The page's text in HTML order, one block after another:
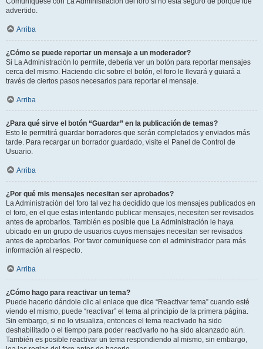
advertido.
Arriba
¿Cómo se puede reportar un mensaje a un moderador?
Si La Administración lo permite, debería ver un botón para reportar mensajes
cerca del mismo. Haciendo clic sobre el botón, el foro le llevará y guiará a
través de ciertos pasos necesarios para reportar el mensaje.
Arriba
¿Para qué sirve el botón “Guardar” en la publicación de temas?
Esto le permitirá guardar borradores que serán completados y enviados más
tarde. Para recargar un borrador guardado, visite el Panel de Control de
Usuario.
Arriba
¿Por qué mis mensajes necesitan ser aprobados?
La Administración del foro tal vez ha decidido que los mensajes publicados en
el foro, en el que estas intentando publicar mensajes, necesiten ser revisados
antes de aprobarlos. También es posible que La Administración le haya
ubicado en un grupo de usuarios cuyos mensajes necesitan ser revisados
antes de aprobarlos. Por favor comuníquese con el administrador para más
información al respecto.
Arriba
¿Cómo hago para reactivar un tema?
Puede hacerlo dándole clic al enlace que dice “Reactivar tema” cuando esté
viendo el mismo, puede “reactivar” el tema al principio de la primera página.
Sin embargo, si no lo visualiza, entonces el tema reactivado ha sido
deshabilitado o el tiempo para poder reactivarlo no ha sido alcanzado aún.
También es posible reactivar un tema respondiendo al mismo, sin embargo,